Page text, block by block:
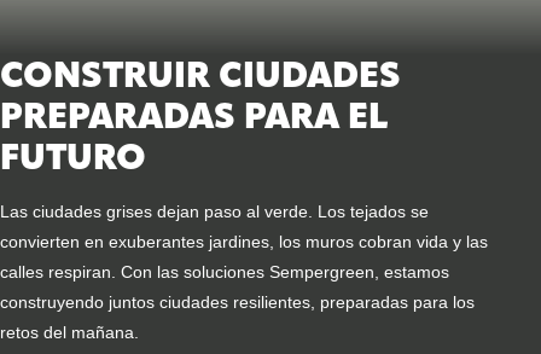
CONSTRUIR CIUDADES
PREPARADAS PARA EL
FUTURO
Las ciudades grises dejan paso al verde. Los tejados se
convierten en exuberantes jardines, los muros cobran vida y las
calles respiran. Con las soluciones Sempergreen, estamos
construyendo juntos ciudades resilientes, preparadas para los
retos del mañana.